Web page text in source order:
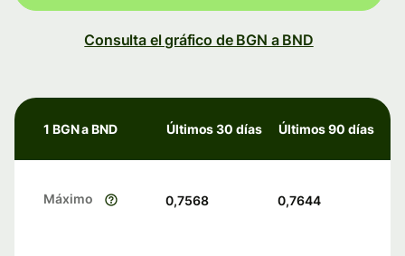
Consulta el gráfico de BGN a BND
1 BGN a BND Últimos 30 días Últimos 90 días
Máximo 0,7568 0,7644